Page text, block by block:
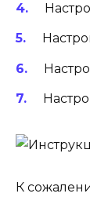
К